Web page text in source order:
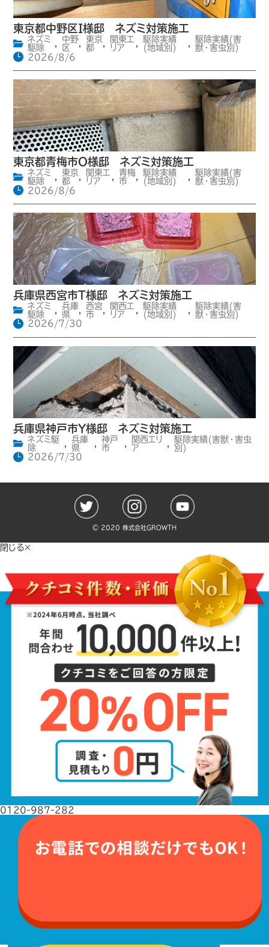
東京都中野区I様邸 ネズミ対策施工
ネズミ
駆除
,
中野
区
,
東京
都
,
関東エ
リア
,
駆除実績
(地域別)
,
駆除実績(害
獣・害虫別)
2026/8/6
東京都青梅市O様邸 ネズミ対策施工
ネズミ
駆除
,
東京
都
,
関東エ
リア
,
青梅
市
,
駆除実績
(地域別)
,
駆除実績(害
獣・害虫別)
2026/8/6
兵庫県西宮市T様邸 ネズミ対策施工
ネズミ
駆除
,
兵庫
県
,
西宮
市
,
関西エ
リア
,
駆除実績
(地域別)
,
駆除実績(害
獣・害虫別)
2026/7/30
兵庫県神戸市Y様邸 ネズミ対策施工
ネズミ駆
除
,
兵庫
県
,
神戸
市
,
関西エリ
ア
,
駆除実績(害獣・害虫
別)
2026/7/30
©️ 2020 株式会社GROWTH
閉じる×
0120-987-282